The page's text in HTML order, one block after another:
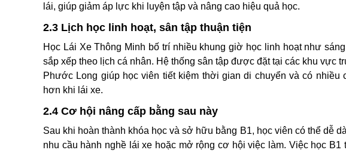
lái, giúp giảm áp lực khi luyện tập và nâng cao hiệu quả học.
2.3 Lịch học linh hoạt, sân tập thuận tiện
Học Lái Xe Thông Minh bố trí nhiều khung giờ học linh hoạt như
sắp xếp theo lịch cá nhân. Hệ thống sân tập được đặt tại các khu vực
Phước Long giúp học viên tiết kiệm thời gian di chuyển và có nhiều
hơn khi lái xe.
2.4 Cơ hội nâng cấp bằng sau này
Sau khi hoàn thành khóa học và sở hữu bằng B1, học viên có thể dễ
nhu cầu hành nghề lái xe hoặc mở rộng cơ hội việc làm. Việc học